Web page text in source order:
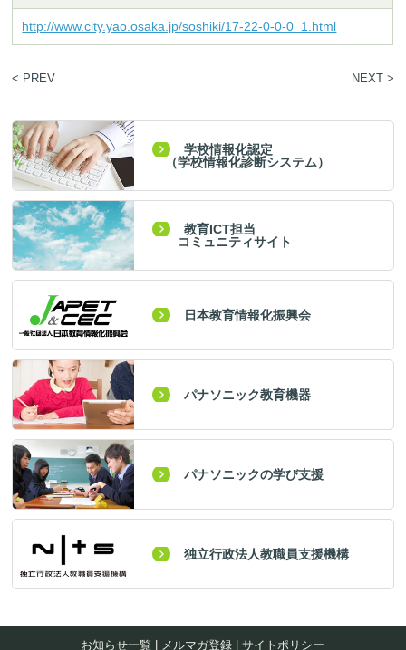
http://www.city.yao.osaka.jp/soshiki/17-22-0-0-0_1.html
< PREV NEXT >
学校情報化認定
（学校情報化診断システム）
教育ICT担当
コミュニティサイト
日本教育情報化振興会
パナソニック教育機器
パナソニックの学び支援
独立行政法人教職員支援機構
お知らせ一覧 メルマガ登録 |サイトポリシー